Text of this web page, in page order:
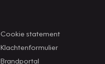
Cookie statement
Klachtenformulier
Brandportal